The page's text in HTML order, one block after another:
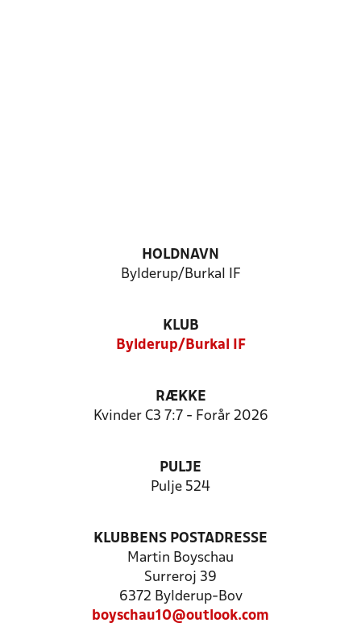
HOLDNAVN
Bylderup/Burkal IF
KLUB
Bylderup/Burkal IF
RÆKKE
Kvinder C3 7:7 - Forår 2026
PULJE
Pulje 524
KLUBBENS POSTADRESSE
Martin Boyschau
Surreroj 39
6372 Bylderup-Bov
boyschau10@outlook.com